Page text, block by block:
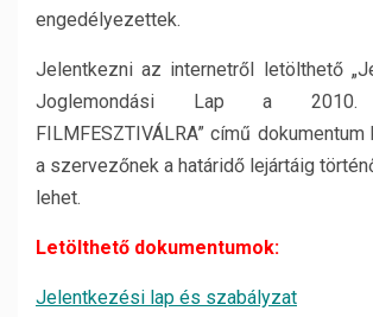
engedélyezettek.
Jelentkezni az internetről letölthető
Joglemondási Lap a
FILMFESZTIVÁLRA” című
a szervezőnek a határidő lejártáig
lehet.
Letölthető dokumentumok:
Jelentkezési lap és szabályzat